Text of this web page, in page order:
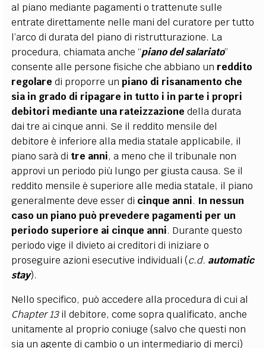
al piano mediante pagamenti o trattenute sulle
entrate direttamente nelle mani del curatore per tutto
l’arco di durata del piano di ristrutturazione. La
procedura, chiamata anche “piano del salariato”
consente alle persone fisiche che abbiano un reddito
regolare di proporre unpiano di risanamento che
sia in grado di ripagare in tutto i in parte i propri
debitori mediante una rateizzazionedella durata
dai tre ai cinque anni. Se il reddito mensile del
debitore è inferiore alla media statale applicabile, il
piano sarà di tre anni, a meno che il tribunale non
approvi un periodo più lungo per giusta causa. Se il
reddito mensile è superiore alle media statale, il piano
generalmente deve esser di cinque anni. In nessun
caso un piano può prevedere pagamenti per un
periodo superiore ai cinque anni. Durante questo
periodo vige il divieto ai creditori di iniziare o
proseguire azioni esecutive individuali (c.d. automatic
stay).
Nello specifico, può accedere alla procedura di cui al
Chapter 13il debitore, come sopra qualificato, anche
unitamente al proprio coniuge (salvo che questi non
sia un agente di cambio o un intermediario di merci)